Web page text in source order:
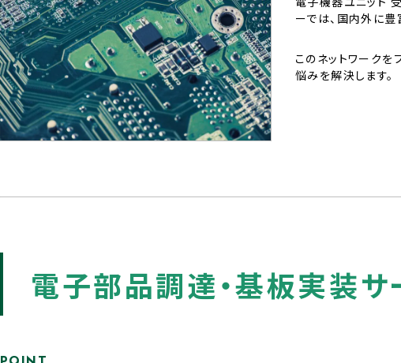
ーでは、国内外に豊
このネットワークを
悩みを解決します。
電子部品調達・基板実装